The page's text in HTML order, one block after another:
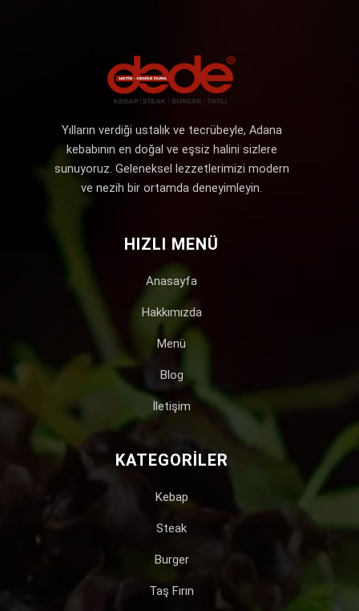
Yılların verdiği ustalık ve tecrübeyle, Adana
kebabının en doğal ve eşsiz halini sizlere
sunuyoruz. Geleneksel lezzetlerimizi modern
ve nezih bir ortamda deneyimleyin.
HIZLI MENÜ
Anasayfa
Hakkımızda
Menü
Blog
İletişim
KATEGORILER
Kebap
Steak
Burger
Taş Fırın